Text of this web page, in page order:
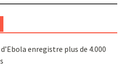
enregistre plus de 4.000